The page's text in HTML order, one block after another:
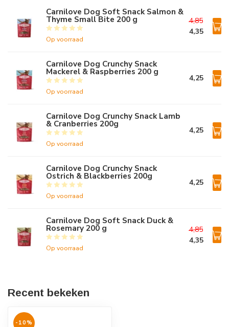
Carnilove Dog Soft Snack Salmon &
Thyme Small Bite 200 g
Op voorraad
4,85
4,35
Carnilove Dog Crunchy Snack
Mackerel & Raspberries 200 g
Op voorraad
4,25
Carnilove Dog Crunchy Snack Lamb
& Cranberries 200g
Op voorraad
4,25
Carnilove Dog Crunchy Snack
Ostrich & Blackberries 200g
Op voorraad
4,25
Carnilove Dog Soft Snack Duck &
Rosemary 200 g
Op voorraad
4,85
4,35
Recent bekeken
-10%